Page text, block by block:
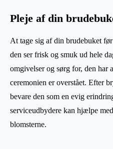
Pleje af din
At tage sig af din brudebuket
den ser frisk og smuk ud hele
omgivelser og sørg for, den har
ceremonien er overstået. Efter
bevare den som en evig
serviceudbydere kan hjælpe
blomsterne.